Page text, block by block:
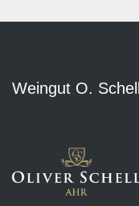
Weingut O. Schell